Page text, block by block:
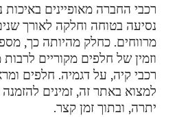
רכבי החברה מאופיינים
נסיעה בטוחה וחלקה לאורך
מרווחים. כחלק מהיותה כך,
וזמין של חלפים מקוריים
רכבי קיה, על דגמיה. חלפים
למצוא באתר זה, זמינים
יתרה, ובתוך זמן קצר.